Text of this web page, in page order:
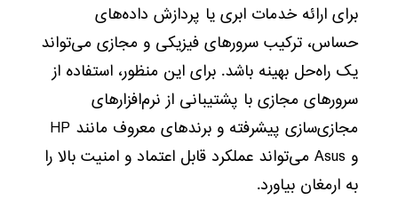
برای ارائه خدمات ابری یا پردازش داده‌های
حساس، ترکیب سرورهای فیزیکی و مجازی می‌تواند
یک راه‌حل بهینه باشد. برای این منظور، استفاده از
سرورهای مجازی با پشتیبانی از نرم‌افزارهای
مجازی‌سازی پیشرفته و برندهای معروف مانند HP
و Asus می‌تواند عملکرد قابل اعتماد و امنیت بالا را
به ارمغان بیاورد.